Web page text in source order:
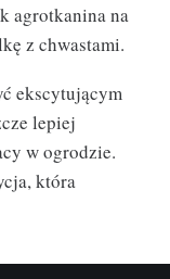
agrotkanina na
z chwastami.
ekscytującym
lepiej
w ogrodzie.
która